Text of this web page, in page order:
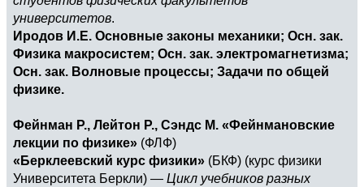
университетов.
Иродов И.Е. Основные законы механики; Осн. зак.
Физика макросистем; Осн. зак. электромагнетизма;
Осн. зак. Волновые процессы; Задачи по общей
физике.
Фейнман Р., Лейтон Р., Сэндс М. «Фейнмановские
лекции по физике» (ФЛФ)
«Берклеевский курс физики» (БКФ) (курс физики
Университета Беркли) — Цикл учебников разных